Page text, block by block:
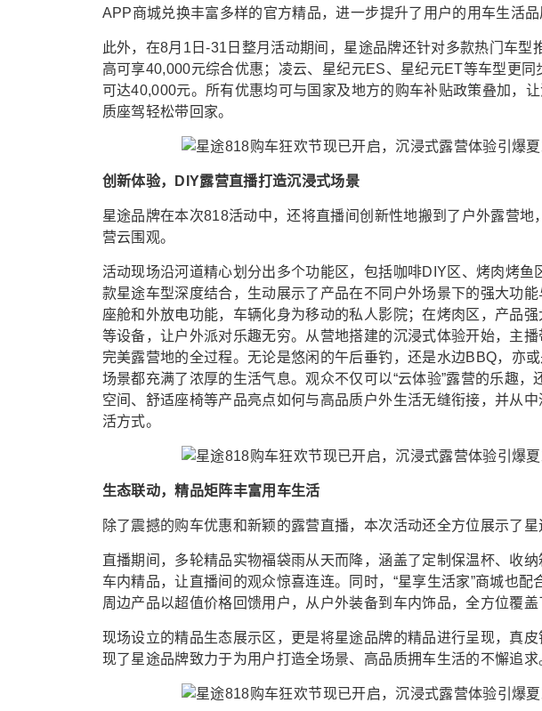
APP商城兑换丰富多样的官方精品，进一步提升了用户的用车生活品
此外，在8月1日-31日整月活动期间，星途品牌还针对多款热门车型
高可享40,000元综合优惠；凌云、星纪元ES、星纪元ET等车型更
可达40,000元。所有优惠均可与国家及地方的购车补贴政策叠加，
质座驾轻松带回家。
创新体验，DIY露营直播打造沉浸式场景
星途品牌在本次818活动中，还将直播间创新性地搬到了户外露营
营云围观。
活动现场沿河道精心划分出多个功能区，包括咖啡DIY区、烤肉烤
款星途车型深度结合，生动展示了产品在不同户外场景下的强大功
座舱和外放电功能，车辆化身为移动的私人影院；在烤肉区，产品
等设备，让户外派对乐趣无穷。从营地搭建的沉浸式体验开始，主
完美露营地的全过程。无论是悠闲的午后垂钓，还是水边BBQ，亦
场景都充满了浓厚的生活气息。观众不仅可以“云体验”露营的乐趣
空间、舒适座椅等产品亮点如何与高品质户外生活无缝衔接，并从
活方式。
生态联动，精品矩阵丰富用车生活
除了震撼的购车优惠和新颖的露营直播，本次活动还全方位展示了星
直播期间，多轮精品实物福袋雨从天而降，涵盖了定制保温杯、收
车内精品，让直播间的观众惊喜连连。同时，“星享生活家”商城也
周边产品以超值价格回馈用户，从户外装备到车内饰品，全方位覆盖
现场设立的精品生态展示区，更是将星途品牌的精品进行呈现，真
现了星途品牌致力于为用户打造全场景、高品质拥车生活的不懈追求